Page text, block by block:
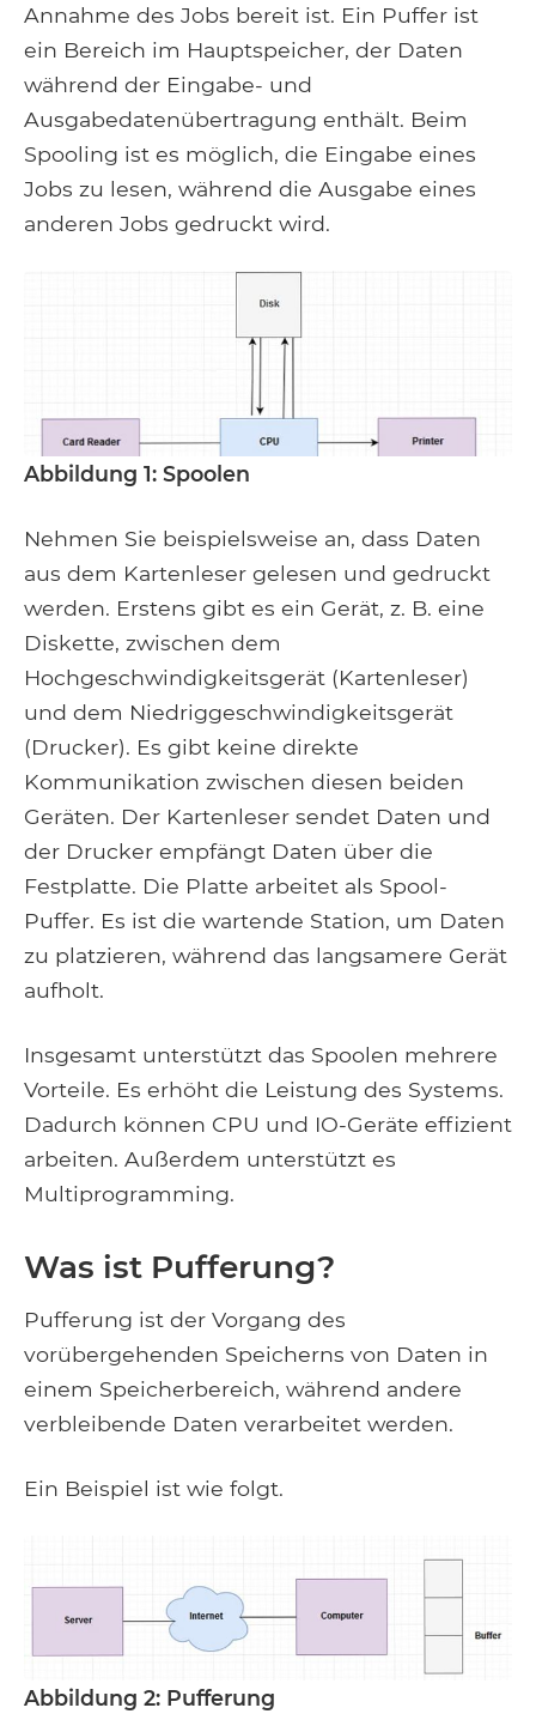
Annahme des Jobs bereit ist. Ein Puffer ist
ein Bereich im Hauptspeicher, der Daten
während der Eingabe- und
Ausgabedatenübertragung enthält. Beim
Spooling ist es möglich, die Eingabe eines
Jobs zu lesen, während die Ausgabe eines
anderen Jobs gedruckt wird.
Abbildung 1: Spoolen
Nehmen Sie beispielsweise an, dass Daten
aus dem Kartenleser gelesen und gedruckt
werden. Erstens gibt es ein Gerät, z. B. eine
Diskette, zwischen dem
Hochgeschwindigkeitsgerät (Kartenleser)
und dem Niedriggeschwindigkeitsgerät
(Drucker). Es gibt keine direkte
Kommunikation zwischen diesen beiden
Geräten. Der Kartenleser sendet Daten und
der Drucker empfängt Daten über die
Festplatte. Die Platte arbeitet als Spool-
Puffer. Es ist die wartende Station, um Daten
zu platzieren, während das langsamere Gerät
aufholt.
Insgesamt unterstützt das Spoolen mehrere
Vorteile. Es erhöht die Leistung des Systems.
Dadurch können CPU und IO-Geräte effizient
arbeiten. Außerdem unterstützt es
Multiprogramming.
Was ist Pufferung?
Pufferung ist der Vorgang des
vorübergehenden Speicherns von Daten in
einem Speicherbereich, während andere
verbleibende Daten verarbeitet werden.
Ein Beispiel ist wie folgt.
Abbildung 2: Pufferung